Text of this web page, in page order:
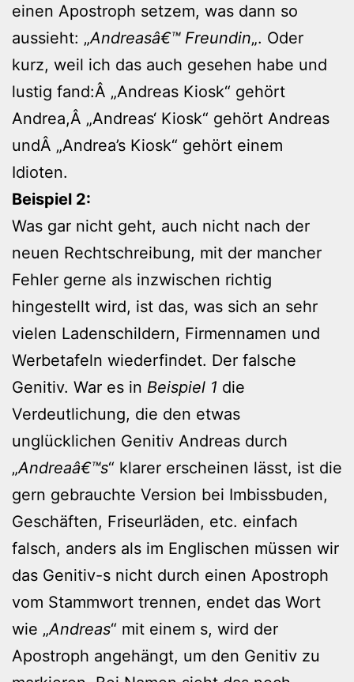
einen Apostroph setzem, was dann so
aussieht: „Andreasâ€™ Freundin„. Oder
kurz, weil ich das auch gesehen habe und
lustig fand:Â „Andreas Kiosk“ gehört
Andrea,Â „Andreas‘ Kiosk“ gehört Andreas
undÂ „Andrea’s Kiosk“ gehört einem
Idioten.
Beispiel 2:
Was gar nicht geht, auch nicht nach der
neuen Rechtschreibung, mit der mancher
Fehler gerne als inzwischen richtig
hingestellt wird, ist das, was sich an sehr
vielen Ladenschildern, Firmennamen und
Werbetafeln wiederfindet. Der falsche
Genitiv. War es in Beispiel 1 die
Verdeutlichung, die den etwas
unglücklichen Genitiv Andreas durch
„Andreaâ€™s“ klarer erscheinen lässt, ist die
gern gebrauchte Version bei Imbissbuden,
Geschäften, Friseurläden, etc. einfach
falsch, anders als im Englischen müssen wir
das Genitiv-s nicht durch einen Apostroph
vom Stammwort trennen, endet das Wort
wie „Andreas“ mit einem s, wird der
Apostroph angehängt, um den Genitiv zu